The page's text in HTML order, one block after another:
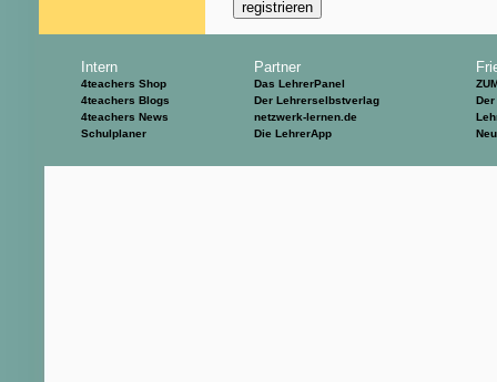
Intern
4teachers Shop
4teachers Blogs
4teachers News
Schulplaner
Partner
Das LehrerPanel
Der Lehrerselbstverlag
netzwerk-lernen.de
Die LehrerApp